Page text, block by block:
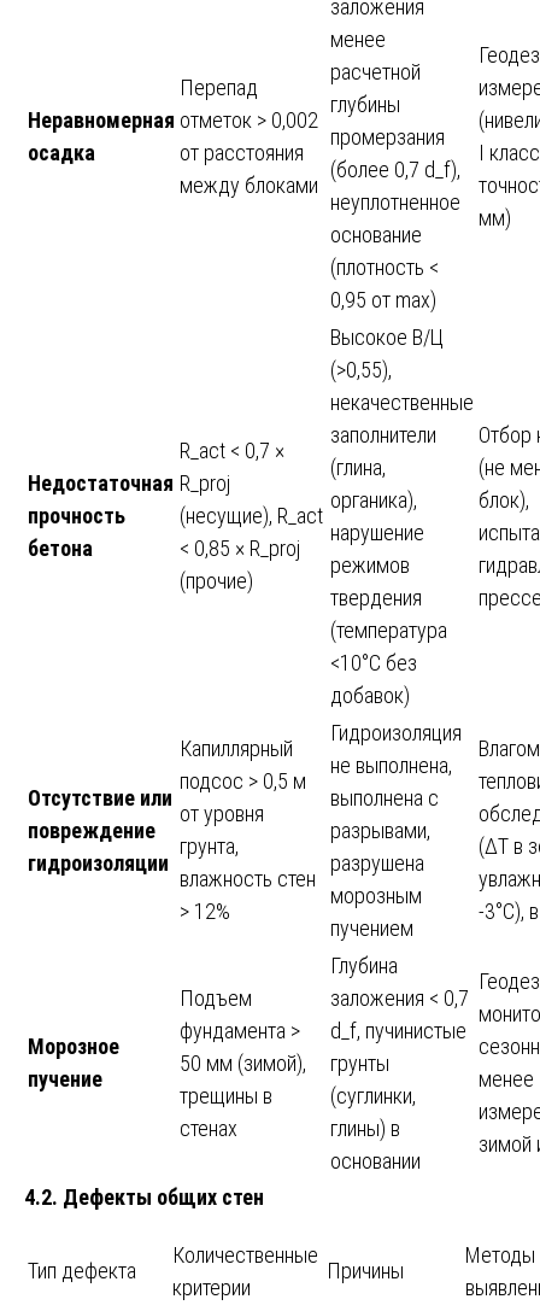
Неравномерная
осадка
Перепад
отметок > 0,002
от расстояния
между блоками
заложения
менее
расчетной
глубины
промерзания
(более 0,7 d_f),
неуплотненное
основание
(плотность <
0,95 от max)
I
мм)
Недостаточная
прочность
бетона
R_act < 0,7 ×
R_proj
(несущие), R_act
< 0,85 × R_proj
(прочие)
Высокое В/Ц
(>0,55),
некачественные
заполнители
(глина,
органика),
нарушение
режимов
твердения
(температура
<10°C без
добавок)
Отбор
(не
блок),
Отсутствие или
повреждение
гидроизоляции
Капиллярный
подсос > 0,5 м
от уровня
грунта,
влажность стен
> 12%
Гидроизоляция
не выполнена,
выполнена с
разрывами,
разрушена
морозным
пучением
(ΔT в
-3°C),
Морозное
пучение
Подъем
фундамента >
50 мм (зимой),
трещины в
стенах
Глубина
заложения < 0,7
d_f, пучинистые
грунты
(суглинки,
глины) в
основании
менее
зимой
4.2. Дефекты общих стен
Тип дефекта
Количественные
критерии
Причины
Методы